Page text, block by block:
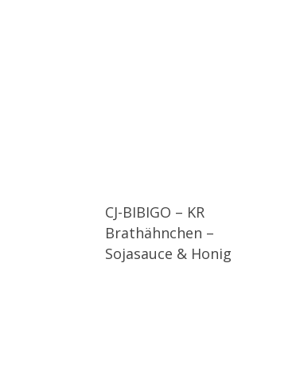
CJ-BIBIGO – KR
Brathähnchen –
Sojasauce & Honig